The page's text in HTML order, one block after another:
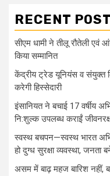
RECENT
सीएम धामी ने तीलू रौतेली एवं
किया सम्मानित
केंद्रीय ट्रेड यूनियंस व संयुक्त
करेगी हिस्सेदारी
इंसानियत ने बचाई 17 वर्षीय
नि:शुल्क उपलब्ध कराईं
स्वस्थ बचपन—स्वस्थ भारत
हो दुग्ध सुरक्षा व्यवस्था, जनता
असम में बाढ़ महज बारिश नहीं,